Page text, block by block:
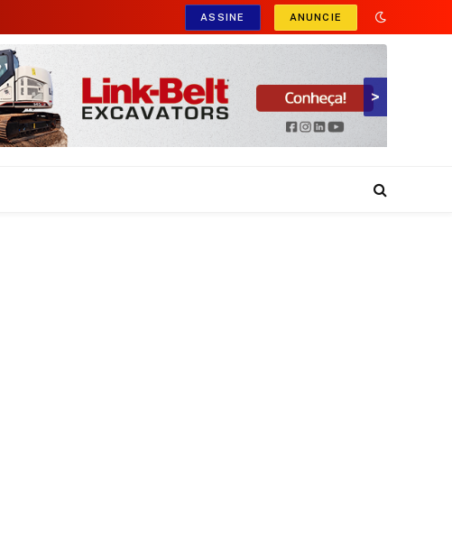
ASSINE ANUNCIE
>